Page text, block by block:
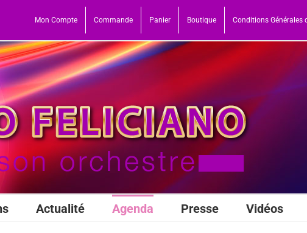
Mon Compte Commande Panier Boutique Conditions Générales
Actualité Agenda Presse Vidéos